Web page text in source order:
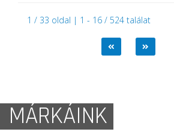
1 / 33 oldal | 1 - 16 / 524 találat
MÁRKÁINK